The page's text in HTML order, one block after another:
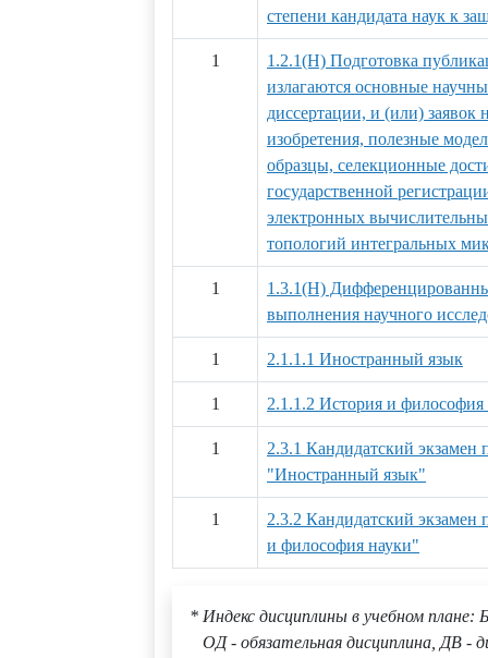
степени кандидата наук к
1
1.2.1(Н) Подготовка
излагаются основные
диссертации, и (или) заявок
изобретения, полезные
образцы, селекционные
государственной
электронных
топологий интегральных
1
1.3.1(Н)
выполнения научного
1 2.1.1.1 Иностранный язык
1 2.1.1.2 История и философия
1
2.3.1 Кандидатский экзамен
"Иностранный язык"
1
2.3.2 Кандидатский
и философия науки"
* Индекс дисциплины в учебном плане:
ОД - обязательная дисциплина, ДВ -